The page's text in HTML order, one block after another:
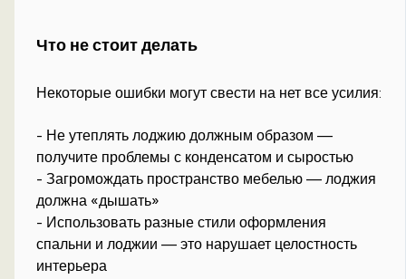
Что не стоит делать
Некоторые ошибки могут свести на нет все усилия:
- Не утеплять лоджию должным образом —
получите проблемы с конденсатом и сыростью
- Загромождать пространство мебелью — лоджия
должна «дышать»
- Использовать разные стили оформления
спальни и лоджии — это нарушает целостность
интерьера